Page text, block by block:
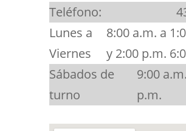
Teléfono:
Lunes a
Viernes
8:00 a.m. a
y 2:00 p.m.
Sábados de
turno
9:00
p.m.